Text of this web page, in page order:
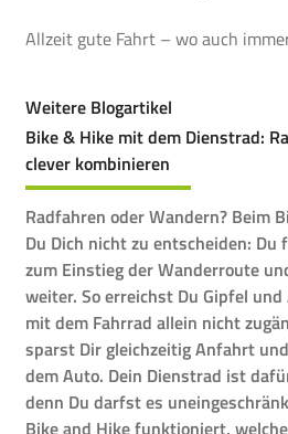
Allzeit gute Fahrt – wo auch
Weitere Blogartikel
Bike & Hike mit dem Dienstrad:
clever kombinieren
Radfahren oder Wandern? Beim
Du Dich nicht zu entscheiden:
zum Einstieg der Wanderroute
weiter. So erreichst Du Gipfel
mit dem Fahrrad allein nicht
sparst Dir gleichzeitig Anfahrt
dem Auto. Dein Dienstrad ist
denn Du darfst es
Bike and Hike funktioniert,